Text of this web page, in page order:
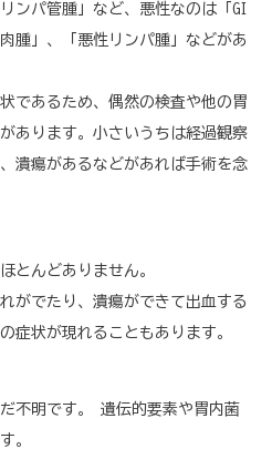
ンパ管腫」など、悪性なのは「GI
腫」、「悪性リンパ腫」などがあ
であるため、偶然の検査や他の胃
あります。小さいうちは経過観察
潰瘍があるなどがあれば手術を念
とんどありません。
がでたり、潰瘍ができて出血する
症状が現れることもあります。
不明です。 遺伝的要素や胃内菌
。